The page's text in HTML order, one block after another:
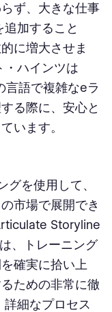
ず、大きな仕事
加すること
に増大させま
・ハインツは
言語で複雑なeラ
る際に、安心と
います。
を使用して、
市場で展開でき
Storyline
、トレーニング
確実に拾い上
ための非常に徹
細なプロセス